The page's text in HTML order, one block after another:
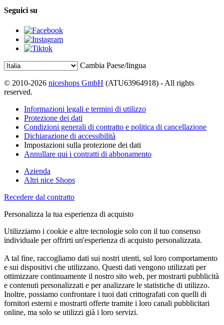
Seguici su
Cambia Paese/lingua
© 2010-2026 niceshops GmbH (ATU63964918) - All rights
reserved.
Informazioni legali e termini di utilizzo
Protezione dei dati
Condizioni generali di contratto e politica di cancellazione
Dichiarazione di accessibilità
Impostazioni sulla protezione dei dati
Annullare qui i contratti di abbonamento
Azienda
Altri nice Shops
Recedere dal contratto
Personalizza la tua esperienza di acquisto
Utilizziamo i cookie e altre tecnologie solo con il tuo consenso
individuale per offrirti un'esperienza di acquisto personalizzata.
A tal fine, raccogliamo dati sui nostri utenti, sul loro comportamento
e sui dispositivi che utilizzano. Questi dati vengono utilizzati per
ottimizzare continuamente il nostro sito web, per mostrarti pubblicità
e contenuti personalizzati e per analizzare le statistiche di utilizzo.
Inoltre, possiamo confrontare i tuoi dati crittografati con quelli di
fornitori esterni e mostrarti offerte tramite i loro canali pubblicitari
online, ma solo se utilizzi già i loro servizi.